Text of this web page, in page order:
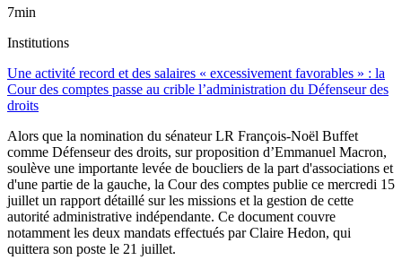
7min
Institutions
Une activité record et des salaires « excessivement favorables » : la
Cour des comptes passe au crible l’administration du Défenseur des
droits
Alors que la nomination du sénateur LR François-Noël Buffet
comme Défenseur des droits, sur proposition d’Emmanuel Macron,
soulève une importante levée de boucliers de la part d'associations et
d'une partie de la gauche, la Cour des comptes publie ce mercredi 15
juillet un rapport détaillé sur les missions et la gestion de cette
autorité administrative indépendante. Ce document couvre
notamment les deux mandats effectués par Claire Hedon, qui
quittera son poste le 21 juillet.